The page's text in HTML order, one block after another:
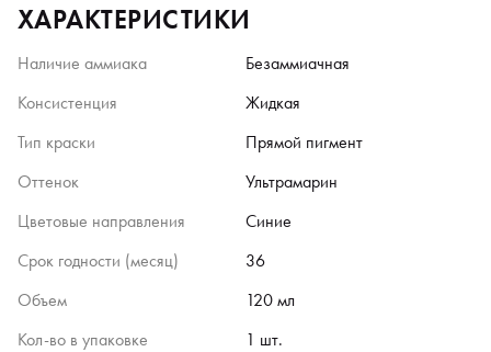
ХАРАКТЕРИСТИКИ
Наличие аммиака
Безаммиачная
Консистенция
Жидкая
Тип краски
Прямой пигмент
Оттенок
Ультрамарин
Цветовые направления
Синие
Срок годности (месяц)
36
Объем
120 мл
Кол-во в упаковке
1 шт.